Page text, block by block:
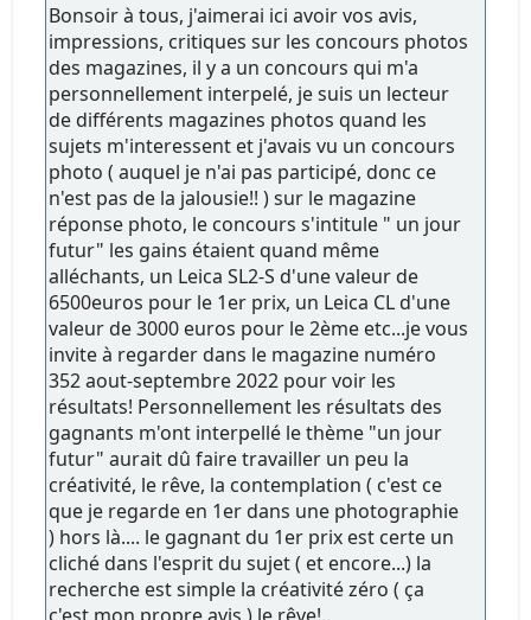
Bonsoir à tous, j'aimerai ici avoir vos avis,
impressions, critiques sur les concours photos
des magazines, il y a un concours qui m'a
personnellement interpelé, je suis un lecteur
de différents magazines photos quand les
sujets m'interessent et j'avais vu un concours
photo ( auquel je n'ai pas participé, donc ce
n'est pas de la jalousie!! ) sur le magazine
réponse photo, le concours s'intitule " un jour
futur" les gains étaient quand même
alléchants, un Leica SL2-S d'une valeur de
6500euros pour le 1er prix, un Leica CL d'une
valeur de 3000 euros pour le 2ème etc...je vous
invite à regarder dans le magazine numéro
352 aout-septembre 2022 pour voir les
résultats! Personnellement les résultats des
gagnants m'ont interpellé le thème "un jour
futur" aurait dû faire travailler un peu la
créativité, le rêve, la contemplation ( c'est ce
que je regarde en 1er dans une photographie
) hors là.... le gagnant du 1er prix est certe un
cliché dans l'esprit du sujet ( et encore...) la
recherche est simple la créativité zéro ( ça
c'est mon propre avis ) le rêve!..